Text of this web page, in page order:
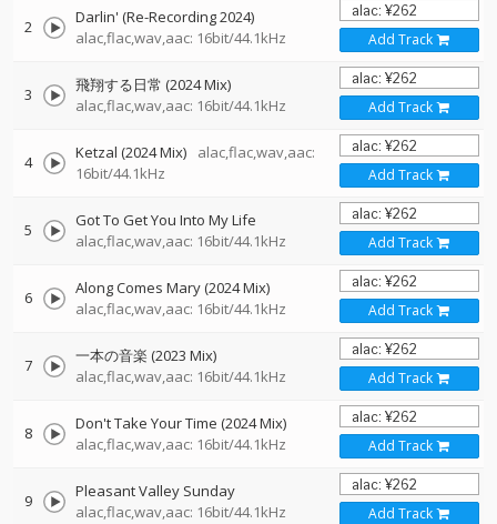
2
Darlin' (Re-Recording 2024)
alac,flac,wav,aac: 16bit/44.1kHz
Add Track
3
飛翔する日常 (2024 Mix)
alac,flac,wav,aac: 16bit/44.1kHz
Add Track
4 Ketzal (2024 Mix)
alac,flac,wav,aac:
16bit/44.1kHz
Add Track
5
Got To Get You Into My Life
alac,flac,wav,aac: 16bit/44.1kHz
Add Track
6
Along Comes Mary (2024 Mix)
alac,flac,wav,aac: 16bit/44.1kHz
Add Track
7
一本の音楽 (2023 Mix)
alac,flac,wav,aac: 16bit/44.1kHz
Add Track
8
Don't Take Your Time (2024 Mix)
alac,flac,wav,aac: 16bit/44.1kHz
Add Track
9
Pleasant Valley Sunday
alac,flac,wav,aac: 16bit/44.1kHz
Add Track